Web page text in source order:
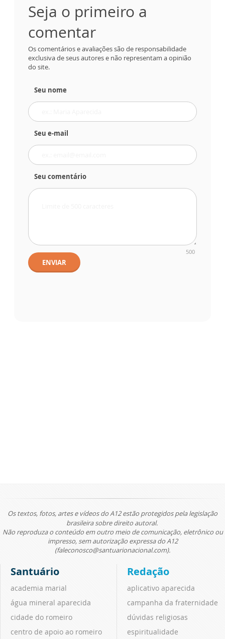
Seja o primeiro a
comentar
Os comentários e avaliações são de responsabilidade
exclusiva de seus autores e não representam a opinião
do site.
Seu nome
Seu e-mail
Seu comentário
500
ENVIAR
Os textos, fotos, artes e vídeos do A12 estão protegidos pela legislação
brasileira sobre direito autoral.
Não reproduza o conteúdo em outro meio de comunicação, eletrônico ou
impresso, sem autorização expressa do A12
(faleconosco@santuarionacional.com).
Santuário
academia marial
água mineral aparecida
cidade do romeiro
centro de apoio ao romeiro
Redação
aplicativo aparecida
campanha da fraternidade
dúvidas religiosas
espiritualidade